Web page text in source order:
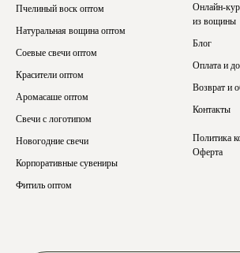
Пчелиный воск оптом
Натуральная вощина оптом
Соевые свечи оптом
Красители оптом
Аромасаше оптом
Свечи с логотипом
Новогодние свечи
Корпоративные сувениры
Фитиль оптом
Онлайн-
из вощины
Блог
Оплата и
Возврат и
Контакты
Политика
Оферта